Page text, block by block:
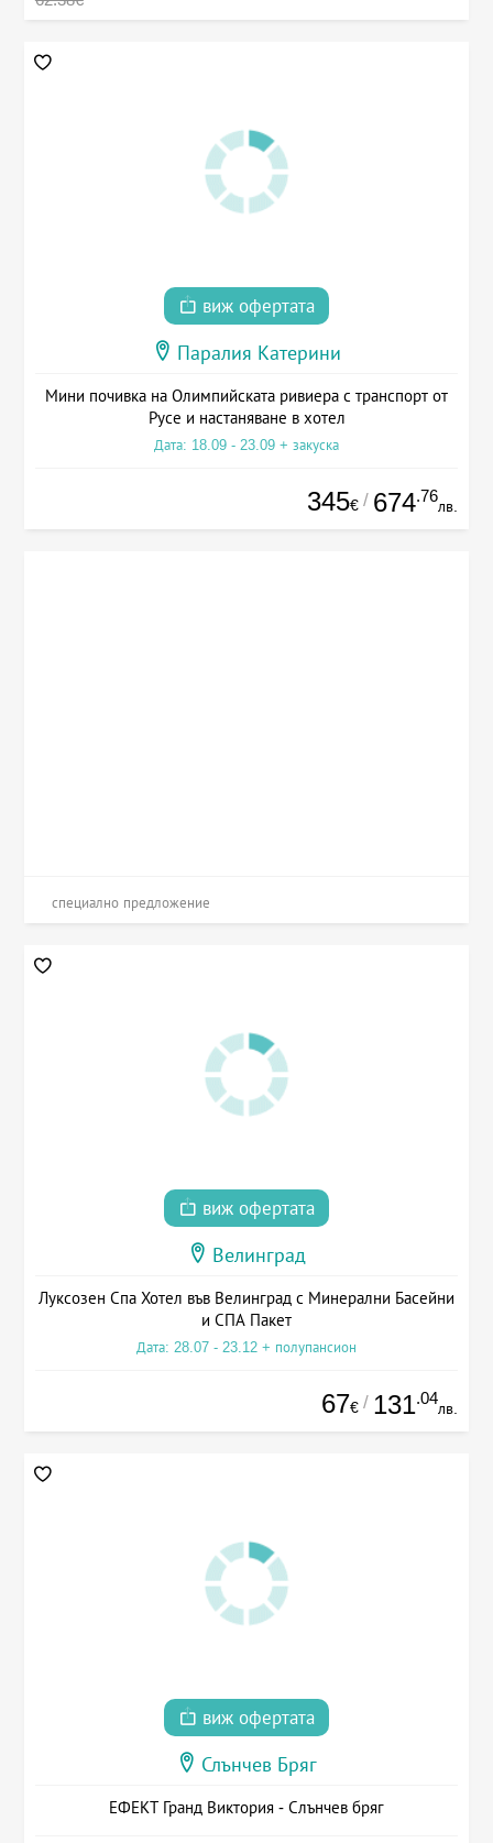
виж офертата
Паралия Катерини
Мини почивка на Олимпийската ривиера с транспорт от
Русе и настаняване в хотел
Дата: 18.09 - 23.09 + закуска
345€ / 674.76
лв.
специално предложение
виж офертата
Велинград
Луксозен Спа Хотел във Велинград с Минерални Басейни
и СПА Пакет
Дата: 28.07 - 23.12 + полупансион
67€ / 131.04
лв.
виж офертата
Слънчев Бряг
ЕФЕКТ Гранд Виктория - Слънчев бряг